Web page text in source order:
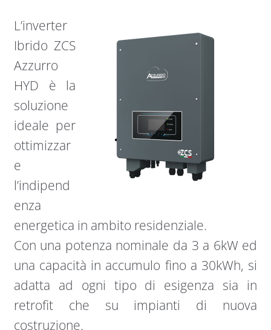
L’inverter
Ibrido ZCS
Azzurro
HYD è la
soluzione
ideale per
ottimizzar
e
l’indipend
enza
energetica in ambito residenziale.
Con una potenza nominale da 3 a 6kW ed
una capacità in accumulo fino a 30kWh, si
adatta ad ogni tipo di esigenza sia in
retrofit che su impianti di nuova
costruzione.